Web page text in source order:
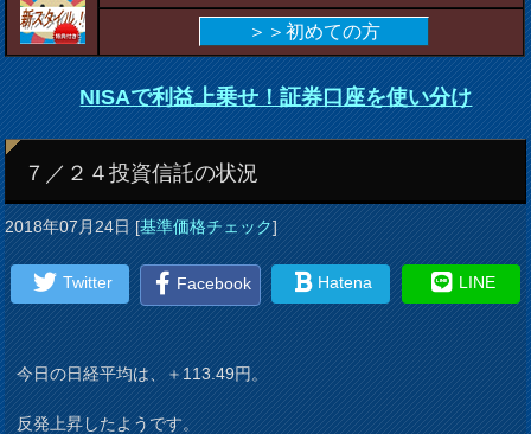
＞＞初めての方
NISAで利益上乗せ！証券口座を使い分け
７／２４投資信託の状況
2018年07月24日[基準価格チェック]
Twitter Facebook Hatena LINE
今日の日経平均は、＋113.49円。
反発上昇したようです。